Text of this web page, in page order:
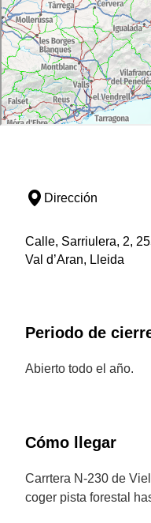
Dirección
Calle, Sarriulera, 2,
Val d’Aran, Lleida
Periodo de
Abierto todo el año.
Cómo llegar
Carrtera N-230 de
coger pista forestal